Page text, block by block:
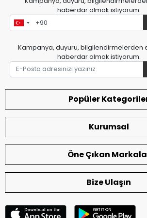
haberdar olmak istiyorum.
Kampanya, duyuru, bilgilendirmelerden
haberdar olmak istiyorum.
Popüler
Kurumsal
Öne Çıkan
Bize Ulaşın